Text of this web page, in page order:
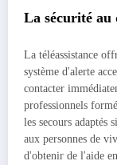
La sécurité au
La téléassistance
système d'alerte
contacter
professionnels
les secours adaptés
aux personnes de
d'obtenir de l'aide